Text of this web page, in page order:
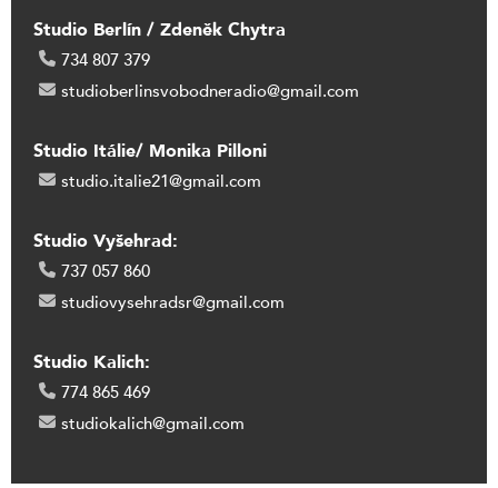
Studio Berlín / Zdeněk Chytra
734 807 379
studioberlinsvobodneradio@gmail.com
Studio Itálie/ Monika Pilloni
studio.italie21@gmail.com
Studio Vyšehrad:
737 057 860
studiovysehradsr@gmail.com
Studio Kalich:
774 865 469
studiokalich@gmail.com